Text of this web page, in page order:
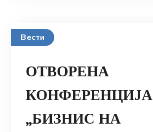
Вести
ОТВОРЕНА
КОНФЕРЕНЦИЈА
„БИЗНИС НА